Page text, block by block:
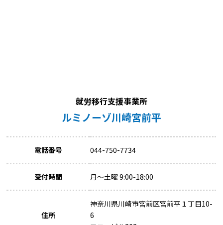
就労移行支援事業所
ルミノーゾ川崎宮前平
電話番号 044-750-7734
受付時間 月～土曜 9:00-18:00
住所
神奈川県川崎市宮前区宮前平１丁目10-
6